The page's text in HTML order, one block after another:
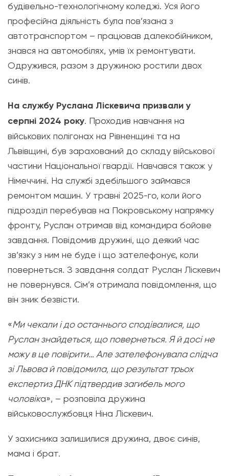
будівельно-технологічному коледжі. Уся його
професійна діяльність була пов’язана з
автотранспортом – працював далекобійником,
знався на автомобілях, умів їх ремонтувати.
Одружився, разом з дружиною ростили двох
синів.
На службу Руслана Ліскевича призвали у
серпні 2024 року. Проходив навчання на
військових полігонах на Рівненщині та на
Львівщині, був зарахований до складу військової
частини Національної гвардії. Навчався також у
Німеччині. На службі здебільшого займався
ремонтом машин. У травні 2025-го, коли його
підрозділ перебував на Покровському напрямку
фронту, Руслан отримав від командира бойове
завдання. Повідомив дружині, що деякий час
зв’язку з ним не буде і що зателефонує, коли
повернеться. З завдання солдат Руслан Ліскевич
не повернувся. Сім’я отримала повідомлення, що
він зник безвісти.
«Ми чекали і до останнього сподівалися, що
Руслан знайдеться, що повернеться. Я й досі не
можу в це повірити… Але зателефонувала слідча
зі Львова й повідомила, що результат трьох
експертиз ДНК підтвердив загибель мого
чоловіка», – розповіла дружина
військовослужбовця Ніна Ліскевич.
У захисника залишилися дружина, двоє синів,
мама і брат.